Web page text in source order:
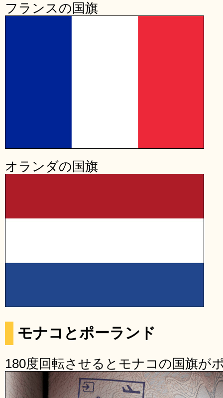
フランスの国旗
オランダの国旗
モナコとポーランド
180度回転させるとモナコの国旗が